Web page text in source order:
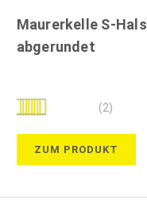
Maurerkelle S-Hals
abgerundet
Bewertung: (2)
ZUM PRODUKT